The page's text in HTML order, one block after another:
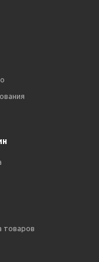
товаров